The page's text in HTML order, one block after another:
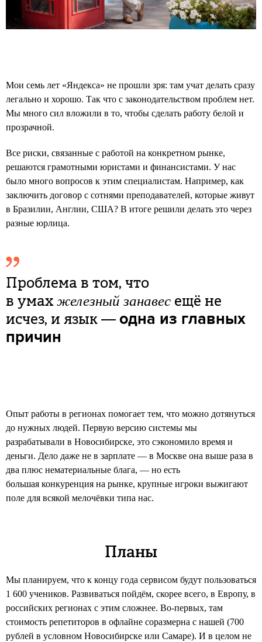
Мои семь лет «Яндекса» не прошли зря: там учат делать сразу
легально и хорошо. Так что с законодательством проблем нет.
Мы много сил вложили в то, чтобы сделать работу белой и
прозрачной.
Все риски, связанные с работой на конкретном рынке,
решаются грамотными юристами и финансистами. У нас
было много вопросов к этим специалистам. Например, как
заключить договор с сотнями преподавателей, которые живут
в Бразилии, Англии, США? В итоге решили делать это через
разные юрлица.
Проблема в том, что
в умахжелезный занавес ещё не
исчез, и язык — одна из главных
причин
Опыт работы в регионах помогает тем, что можно дотянуться
до нужных людей. Первую версию системы мы
разрабатывали в Новосибирске, это сэкономило время и
деньги. Дело даже не в зарплате — в Москве она выше раза в
два плюс нематериальные блага, — но есть
большая конкуренция на рынке, крупные игроки выжигают
поле для всякой мелочёвки типа нас.
Планы
Мы планируем, что к концу года сервисом будут пользоваться
1 600 учеников. Развиваться пойдём, скорее всего, в Европу, в
российских регионах с этим сложнее. Во-первых, там
стоимость репетиторов в офлайне соразмерна с нашей (700
рублей в условном Новосибирске или Самаре). И в целом не